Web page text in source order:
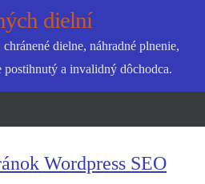
dielní
dielne, náhradné plnenie,
a invalidný dôchodca.
Wordpress SEO